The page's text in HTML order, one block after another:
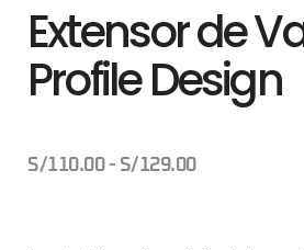
Extensor de
Profile Design
S/110.00 - S/129.00